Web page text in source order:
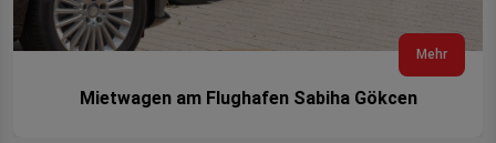
Mehr
Mietwagen am Flughafen Sabiha Gökcen